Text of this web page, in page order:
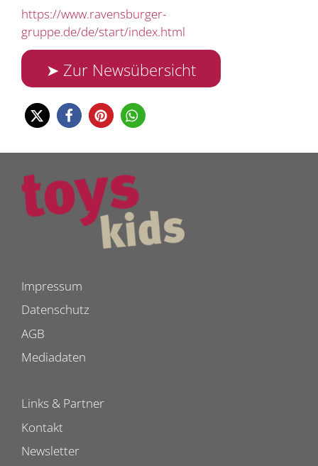
https://www.ravensburger-
gruppe.de/de/start/index.html
➤ Zur Newsübersicht
Impressum
Datenschutz
AGB
Mediadaten
Links & Partner
Kontakt
Newsletter